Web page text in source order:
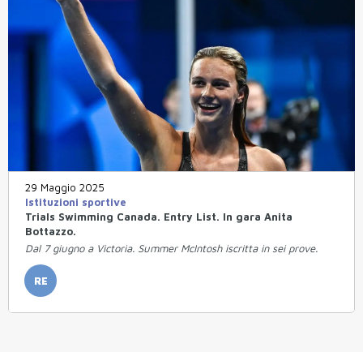
29 Maggio 2025
Istituzioni sportive
Trials Swimming Canada. Entry List. In gara Anita
Bottazzo.
Dal 7 giugno a Victoria. Summer McIntosh iscritta in sei prove.
RE